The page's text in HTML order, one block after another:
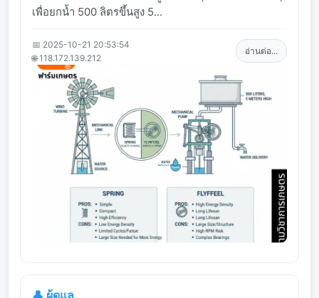
เพื่อยกน้ำ 500 ลิตรขึ้นสูง 5...
📅 2025-10-21 20:53:54
🌐 118.172.139.212
อ่านต่อ...
👤 ผู้ดูแล